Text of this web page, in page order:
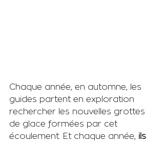
Chaque année, en automne, les
guides partent en exploration
rechercher les nouvelles grottes
de glace formées par cet
écoulement. Et chaque année, ils